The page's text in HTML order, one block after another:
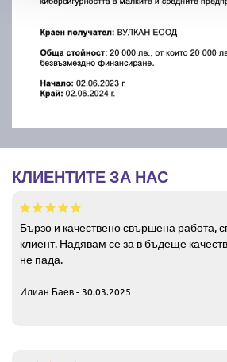
КЛИЕНТИТЕ ЗА НАС
Бързо и качествено свършена работа,
клиент. Надявам се за в бъдеще
не пада.
Илиан Баев - 30.03.2025